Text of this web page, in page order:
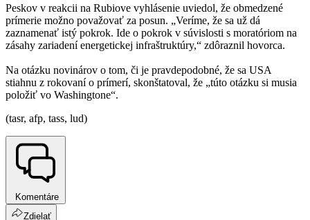
Peskov v reakcii na Rubiove vyhlásenie uviedol, že obmedzené
prímerie možno považovať za posun. „Veríme, že sa už dá
zaznamenať istý pokrok. Ide o pokrok v súvislosti s moratóriom na
zásahy zariadení energetickej infraštruktúry,“ zdôraznil hovorca.
Na otázku novinárov o tom, či je pravdepodobné, že sa USA
stiahnu z rokovaní o prímerí, skonštatoval, že „túto otázku si musia
položiť vo Washingtone“.
(tasr, afp, tass, lud)
Komentáre
Zdielať